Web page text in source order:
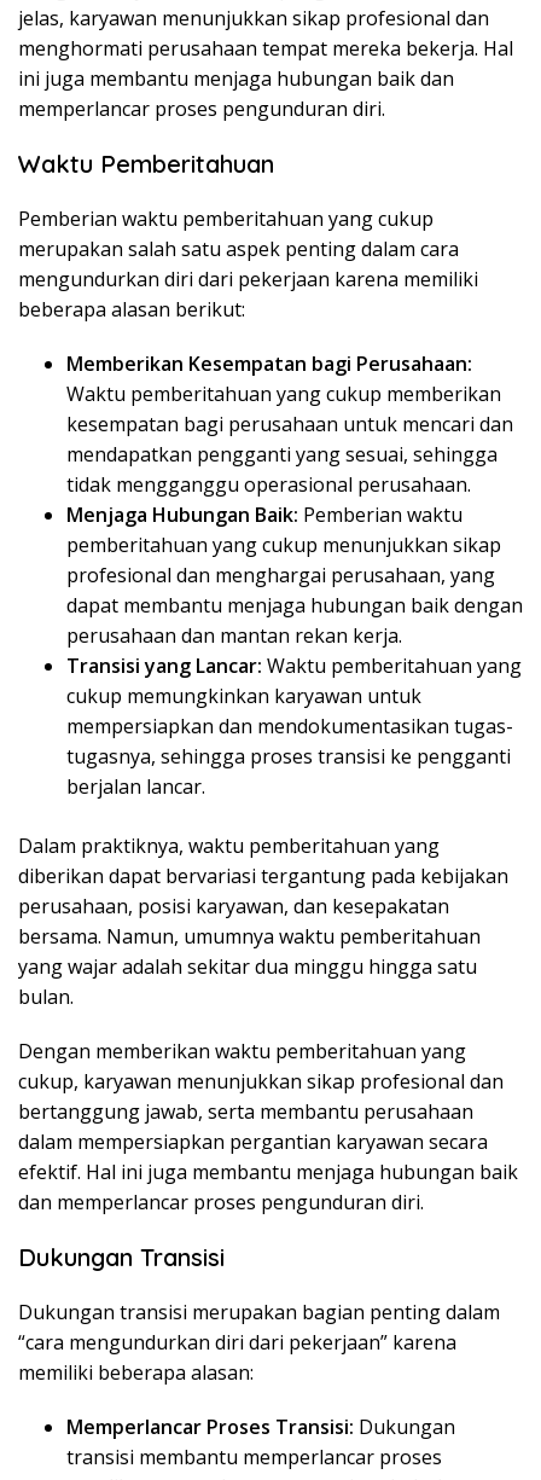
jelas, karyawan menunjukkan sikap profesional dan
menghormati perusahaan tempat mereka bekerja. Hal
ini juga membantu menjaga hubungan baik dan
memperlancar proses pengunduran diri.
Waktu Pemberitahuan
Pemberian waktu pemberitahuan yang cukup
merupakan salah satu aspek penting dalam cara
mengundurkan diri dari pekerjaan karena memiliki
beberapa alasan berikut:
Memberikan Kesempatan bagi Perusahaan:
Waktu pemberitahuan yang cukup memberikan
kesempatan bagi perusahaan untuk mencari dan
mendapatkan pengganti yang sesuai, sehingga
tidak mengganggu operasional perusahaan.
Menjaga Hubungan Baik: Pemberian waktu
pemberitahuan yang cukup menunjukkan sikap
profesional dan menghargai perusahaan, yang
dapat membantu menjaga hubungan baik dengan
perusahaan dan mantan rekan kerja.
Transisi yang Lancar: Waktu pemberitahuan yang
cukup memungkinkan karyawan untuk
mempersiapkan dan mendokumentasikan tugas-
tugasnya, sehingga proses transisi ke pengganti
berjalan lancar.
Dalam praktiknya, waktu pemberitahuan yang
diberikan dapat bervariasi tergantung pada kebijakan
perusahaan, posisi karyawan, dan kesepakatan
bersama. Namun, umumnya waktu pemberitahuan
yang wajar adalah sekitar dua minggu hingga satu
bulan.
Dengan memberikan waktu pemberitahuan yang
cukup, karyawan menunjukkan sikap profesional dan
bertanggung jawab, serta membantu perusahaan
dalam mempersiapkan pergantian karyawan secara
efektif. Hal ini juga membantu menjaga hubungan baik
dan memperlancar proses pengunduran diri.
Dukungan Transisi
Dukungan transisi merupakan bagian penting dalam
“cara mengundurkan diri dari pekerjaan” karena
memiliki beberapa alasan:
Memperlancar Proses Transisi: Dukungan
transisi membantu memperlancar proses